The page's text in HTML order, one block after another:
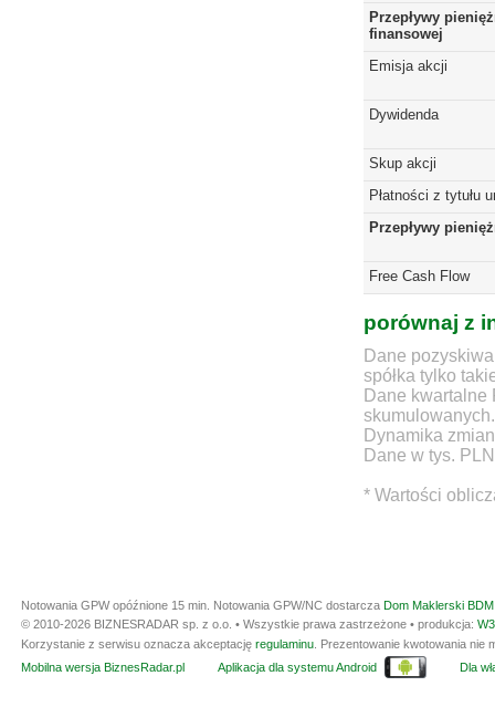
Przepływy
finansowej
Emisja akcji
Dywidenda
Skup akcji
Płatności z tytułu
Przepływy
Free Cash Flow
porównaj z
Dane
spółka tylko
Dane
skumulowanych.
Dynamika
Dane w tys. PLN
* Wartości
Notowania GPW opóźnione 15 min. Notowania GPW/NC dostarcza Dom Maklerski
© 2010-2026 BIZNESRADAR sp. z o.o. • Wszystkie prawa zastrzeżone • produkcja:
Korzystanie z serwisu oznacza akceptację regulaminu . Prezentowanie kwotowania
Mobilna wersja BiznesRadar.pl
Aplikacja dla systemu Android Dla